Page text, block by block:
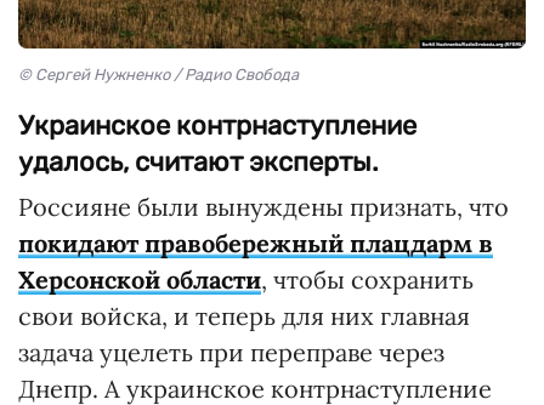
© Сергей Нужненко / Радио Свобода
Украинское контрнаступление
удалось, считают эксперты.
Россияне были вынуждены признать, что
покидают правобережный плацдарм в
Херсонской области, чтобы сохранить
свои войска, и теперь для них главная
задача уцелеть при переправе через
Днепр. А украинское контрнаступление